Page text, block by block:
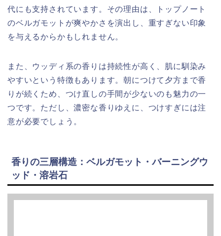
代にも支持されています。その理由は、トップノート
のベルガモットが爽やかさを演出し、重すぎない印象
を与えるからかもしれません。
また、ウッディ系の香りは持続性が高く、肌に馴染み
やすいという特徴もあります。朝につけて夕方まで香
りが続くため、つけ直しの手間が少ないのも魅力の一
つです。ただし、濃密な香りゆえに、つけすぎには注
意が必要でしょう。
香りの三層構造：ベルガモット・バーニングウ
ッド・溶岩石